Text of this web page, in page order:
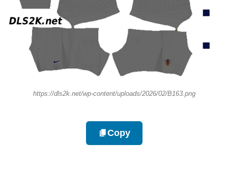
https://dls2k.net/wp-content/uploads/2026/02/B163.png
Copy